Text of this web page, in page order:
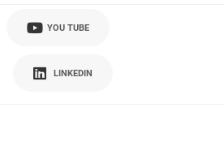
YOU TUBE
LINKEDIN